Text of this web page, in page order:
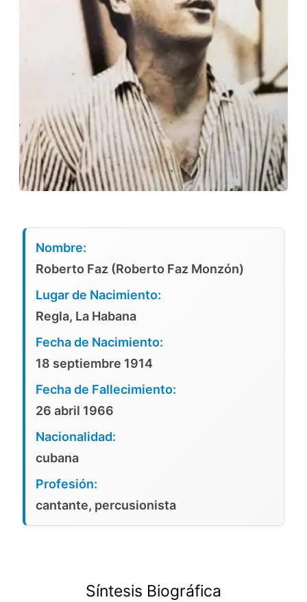
Nombre:
Roberto Faz (Roberto Faz Monzón)
Lugar de Nacimiento:
Regla, La Habana
Fecha de Nacimiento:
18 septiembre 1914
Fecha de Fallecimiento:
26 abril 1966
Nacionalidad:
cubana
Profesión:
cantante, percusionista
Síntesis Biográfica